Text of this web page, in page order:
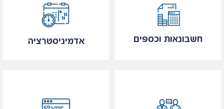
אדמיניסטרציה חשבונאות וכספים